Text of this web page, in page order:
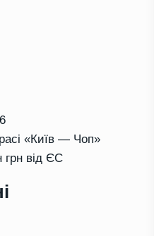
«Київ — Чоп»
від ЄС